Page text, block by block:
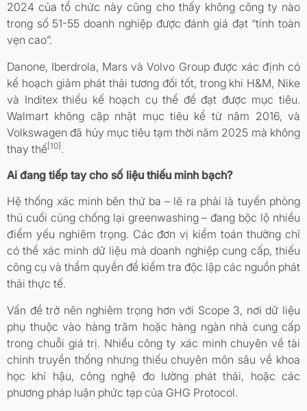
2024 của tổ chức này cũng cho thấy không công ty nào
trong số 51-55 doanh nghiệp được đánh giá đạt “tính toàn
vẹn cao”.
Danone, Iberdrola, Mars và Volvo Group được xác định có
kế hoạch giảm phát thải tương đối tốt, trong khi H&M, Nike
và Inditex thiếu kế hoạch cụ thể để đạt được mục tiêu.
Walmart không cập nhật mục tiêu kể từ năm 2016, và
Volkswagen đã hủy mục tiêu tạm thời năm 2025 mà không
thay thế[10].
Ai đang tiếp tay cho số liệu thiếu minh bạch?
Hệ thống xác minh bên thứ ba – lẽ ra phải là tuyến phòng
thủ cuối cùng chống lại greenwashing – đang bộc lộ nhiều
điểm yếu nghiêm trọng. Các đơn vị kiểm toán thường chỉ
có thể xác minh dữ liệu mà doanh nghiệp cung cấp, thiếu
công cụ và thẩm quyền để kiểm tra độc lập các nguồn phát
thải thực tế.
Vấn đề trở nên nghiêm trọng hơn với Scope 3, nơi dữ liệu
phụ thuộc vào hàng trăm hoặc hàng ngàn nhà cung cấp
trong chuỗi giá trị. Nhiều công ty xác minh chuyên về tài
chính truyền thống nhưng thiếu chuyên môn sâu về khoa
học khí hậu, công nghệ đo lường phát thải, hoặc các
phương pháp luận phức tạp của GHG Protocol.